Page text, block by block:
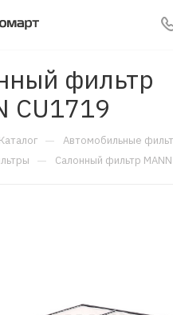
фильтр
CU1719
Каталог — Автомобильные
— Салонный фильтр